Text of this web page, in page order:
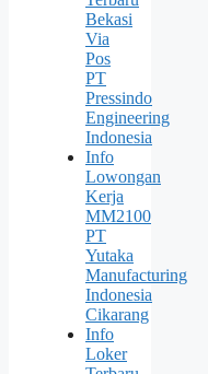
Bekasi
Via
Pos
PT
Pressindo
Engineering
Indonesia
Info
Lowongan
Kerja
MM2100
PT
Yutaka
Manufacturing
Indonesia
Cikarang
Info
Loker